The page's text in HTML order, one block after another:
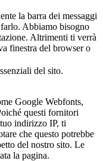
la barra dei messaggi
Abbiamo bisogno
Altrimenti ti verrà
finestra del browser o
del sito.
Google Webfonts,
questi fornitori
indirizzo IP, ti
che questo potrebbe
del nostro sito. Le
la pagina.